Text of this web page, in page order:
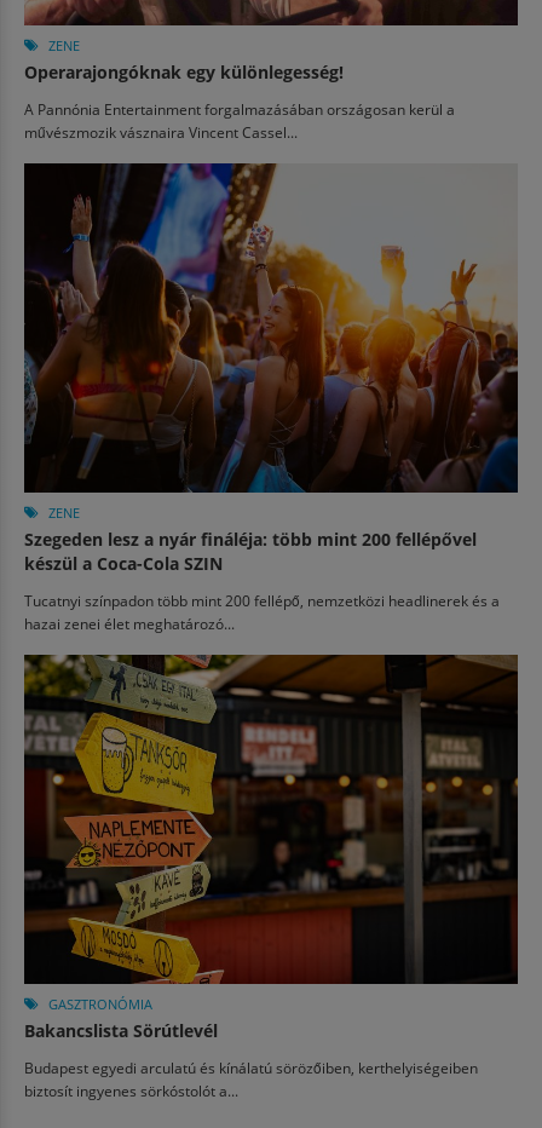
ZENE
Operarajongóknak egy különlegesség!
A Pannónia Entertainment forgalmazásában országosan kerül a
művészmozik vásznaira Vincent Cassel...
ZENE
Szegeden lesz a nyár fináléja: több mint 200 fellépővel
készül a Coca-Cola SZIN
Tucatnyi színpadon több mint 200 fellépő, nemzetközi headlinerek és a
hazai zenei élet meghatározó...
GASZTRONÓMIA
Bakancslista Sörútlevél
Budapest egyedi arculatú és kínálatú sörözőiben, kerthelyiségeiben
biztosít ingyenes sörkóstolót a...